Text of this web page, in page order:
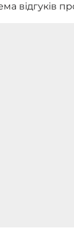
відгуків